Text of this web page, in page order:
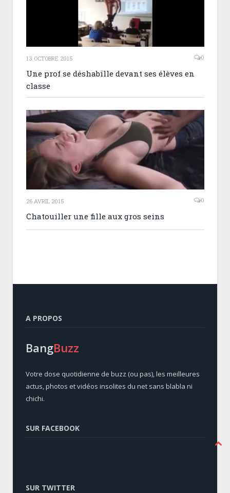
13 OCTOBRE 2015 0
Une prof se déshabille devant ses élèves en
classe
26 AVRIL 2015 0
Chatouiller une fille aux gros seins
A PROPOS
BangBuzz
Votre dose quotidienne de buzz (ou pas), les meilleures
actus, photos et vidéos insolites du net sans blabla ni
chichi.
SUR FACEBOOK
SUR TWITTER